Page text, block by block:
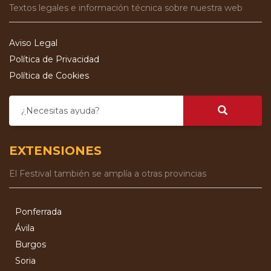
Textos legales e información técnica sobre nuestra web
Aviso Legal
Política de Privacidad
Política de Cookies
¿Necesitas ayuda?
EXTENSIONES
El Festival también se amplía a otras provincias
Ponferrada
Ávila
Burgos
Soria